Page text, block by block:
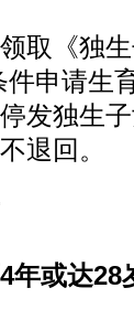
《独生
件申请生
发独生
退回。
或达28